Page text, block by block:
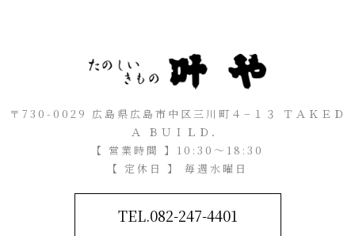
〒730-0029 広島県広島市中区三川町４−１３ ＴＡＫＥＤ
Ａ ＢＵＩＬＤ．
【 営業時間 】10:30～18:30
【 定休日 】 毎週水曜日
TEL.082-247-4401